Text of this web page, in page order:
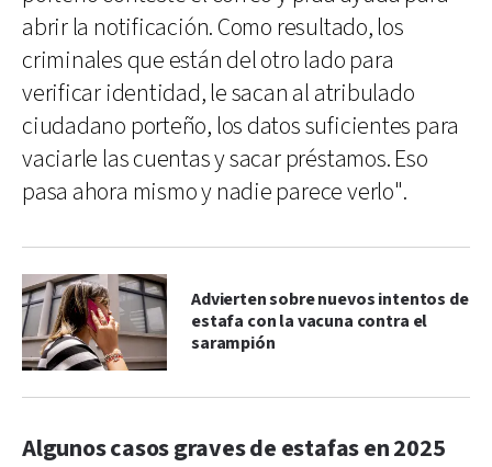
abrir la notificación. Como resultado, los
criminales que están del otro lado para
verificar identidad, le sacan al atribulado
ciudadano porteño, los datos suficientes para
vaciarle las cuentas y sacar préstamos. Eso
pasa ahora mismo y nadie parece verlo".
Advierten sobre nuevos intentos de
estafa con la vacuna contra el
sarampión
Algunos casos graves de estafas en 2025